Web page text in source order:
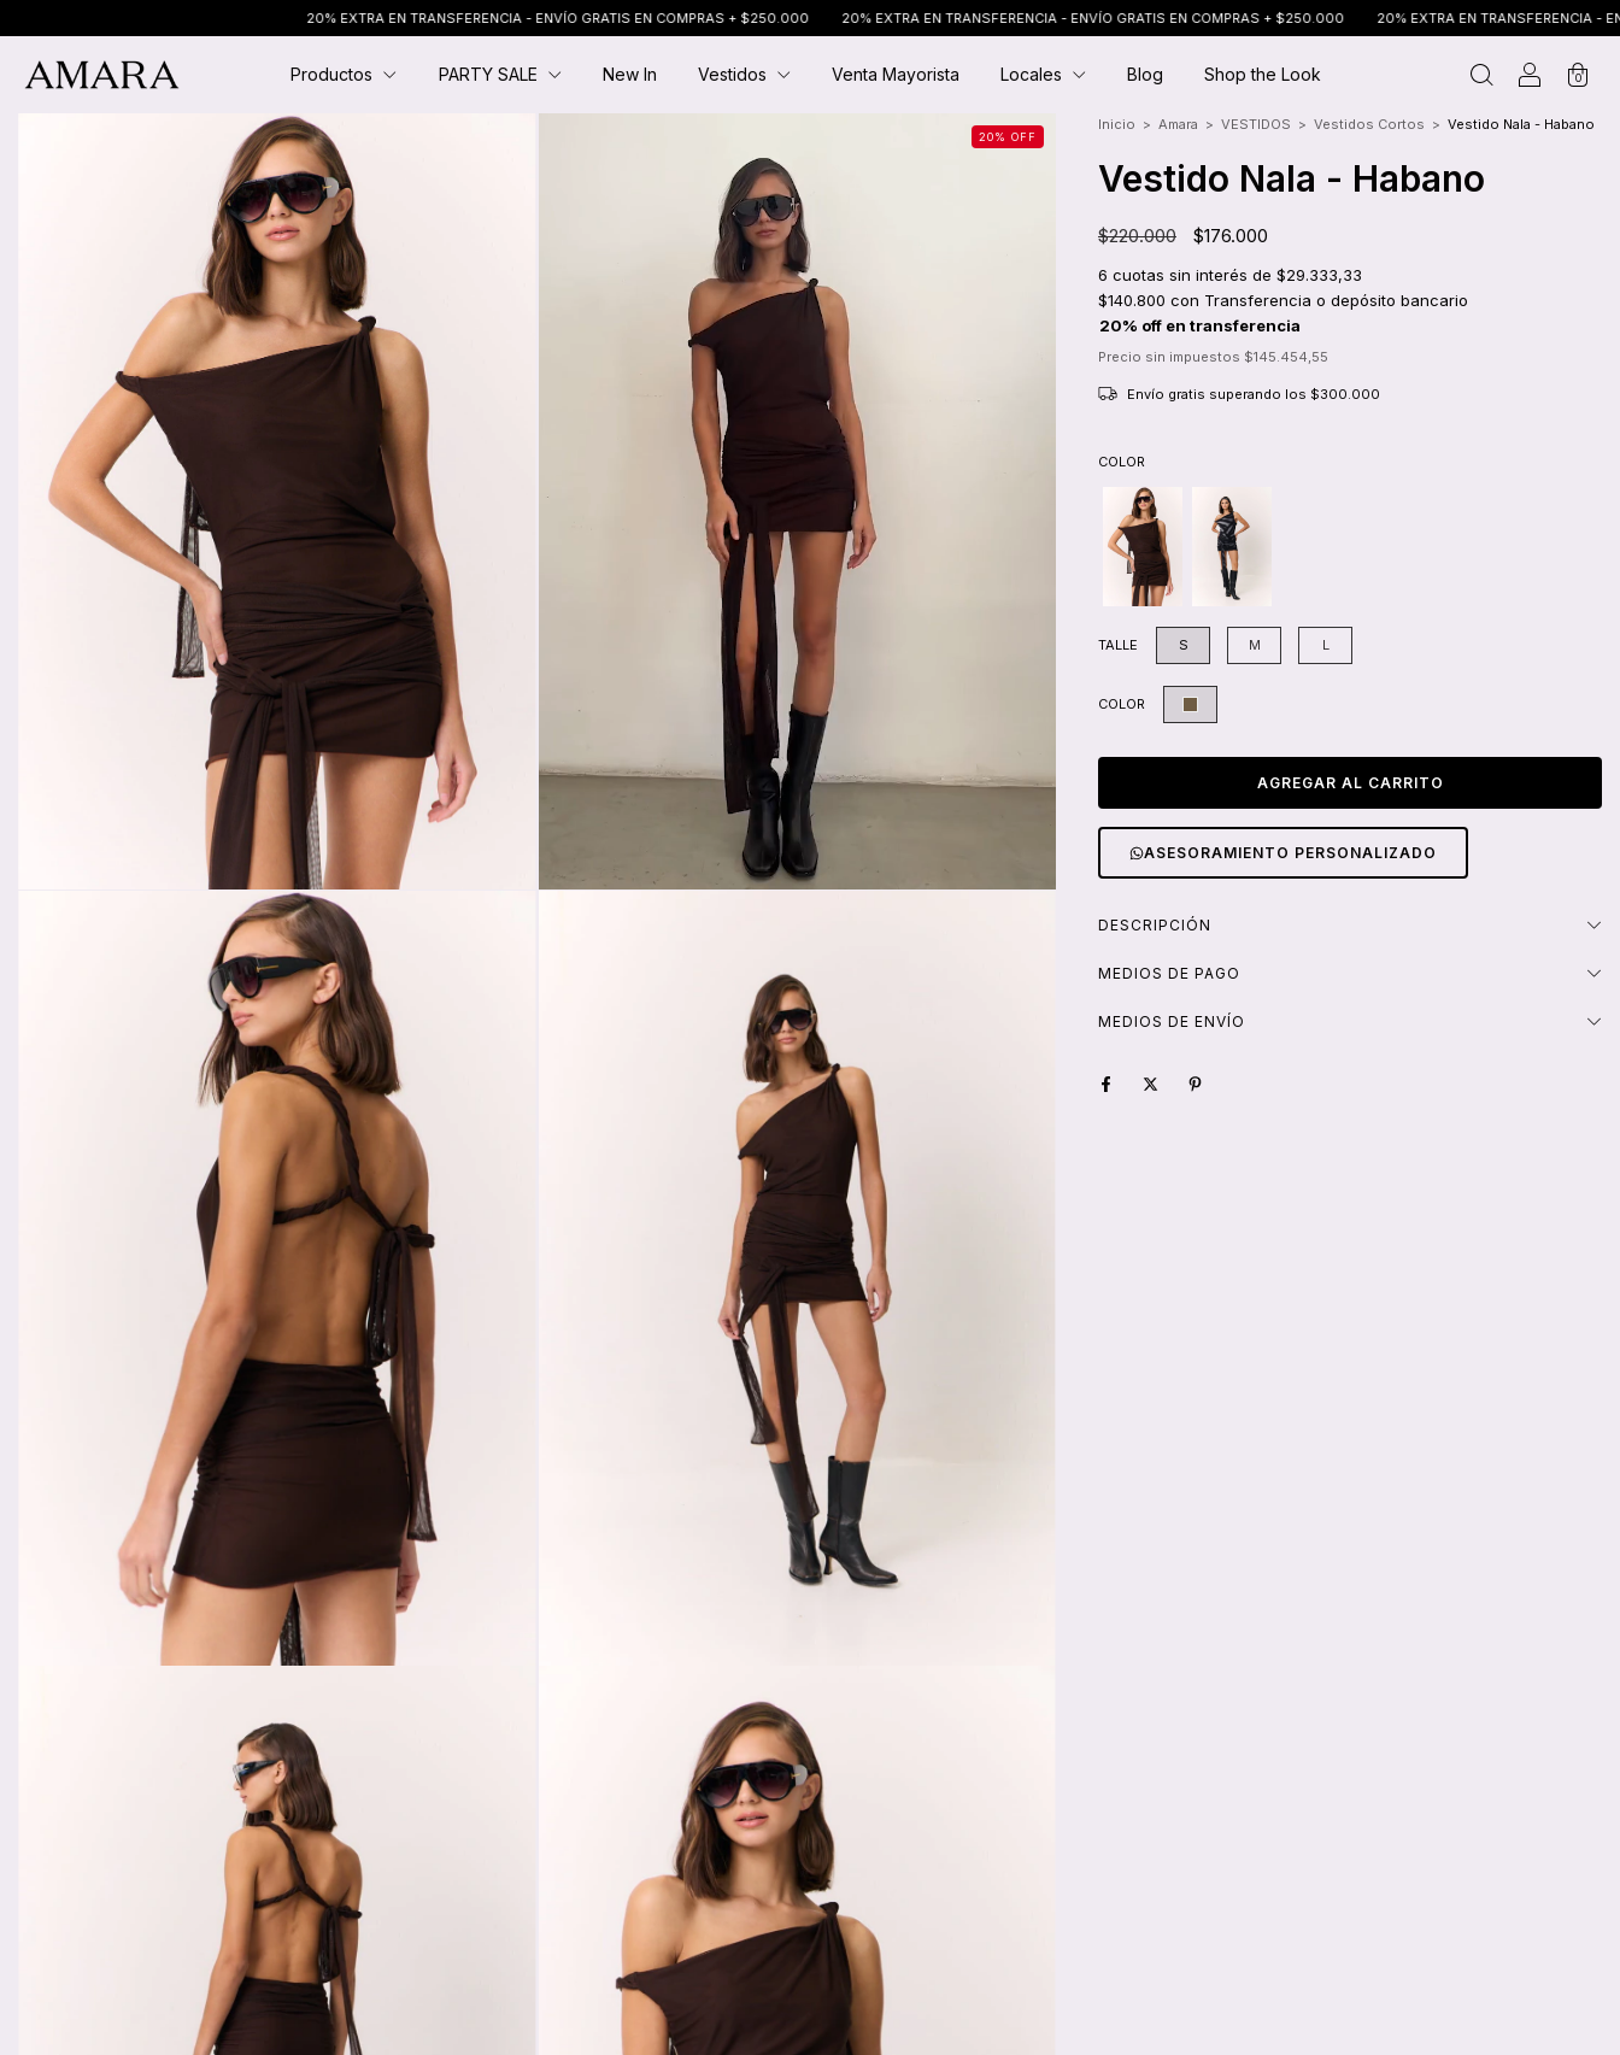
20% EXTRA EN TRANSFERENCIA - ENVÍO GRATIS EN COMPRAS + $250.000 20% EXTRA EN TRANSFERENCIA - ENVÍO GRATIS EN COMPRAS + $250.000 20% EXTRA EN TRANSFERENCIA - ENVÍO GRATIS EN
Productos PARTY SALE New In Vestidos Venta Mayorista Locales Blog Shop the Look 0
20% OFF
Inicio > Amara > VESTIDOS > Vestidos Cortos > Vestido Nala - Habano
Vestido Nala - Habano
$220.000 $176.000
6 cuotas sin interés de $29.333,33
$140.800 con Transferencia o depósito bancario
Precio sin impuestos $145.454,55
Envío gratis superando los $300.000
COLOR
TALLE S M L
COLOR
ASESORAMIENTO PERSONALIZADO
DESCRIPCIÓN
MEDIOS DE PAGO
MEDIOS DE ENVÍO